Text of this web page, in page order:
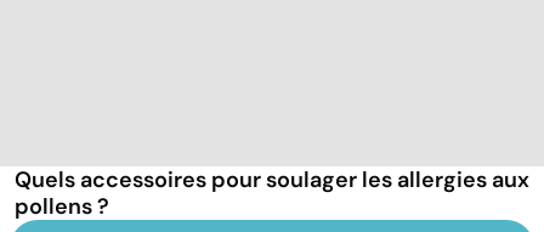
Quels accessoires pour soulager les allergies aux
pollens ?